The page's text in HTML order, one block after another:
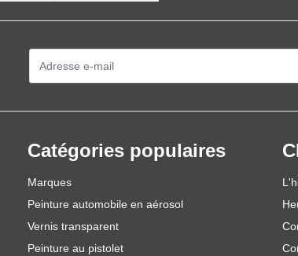
Catégories populaires
Marques
Peinture automobile en aérosol
Vernis transparent
Peinture au pistolet